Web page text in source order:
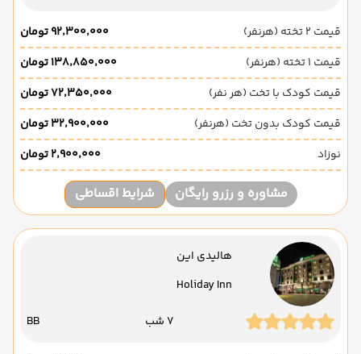
قیمت 2 تخته (هرنفر)
۹۲٬۳۰۰٬۰۰۰ تومان
قیمت 1 تخته (هرنفر)
۱۳۸٬۸۵۰٬۰۰۰ تومان
قیمت کودک با تخت (هر نفر)
۷۲٬۳۵۰٬۰۰۰ تومان
قیمت کودک بدون تخت (هرنفر)
۳۲٬۹۰۰٬۰۰۰ تومان
نوزاد
۲٬۹۰۰٬۰۰۰ تومان
مشاوره و رزرو رایگان شرایط اقساطی
هالیدی این
Holiday Inn
7 شب BB